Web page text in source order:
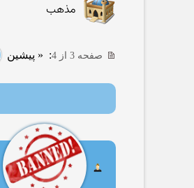
مذهب
صفحه 3 از 4 : « پیشین